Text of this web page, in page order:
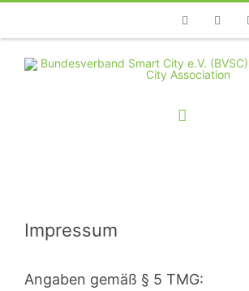
TelefonFacebookTwitter
Impressum
Angaben gemäß § 5 TMG: